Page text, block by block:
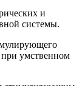
и
системы.
умственном